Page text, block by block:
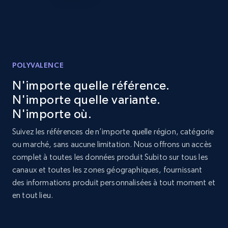
Etsy - Collect data on products using
specified keywords
URL, Product id, Listing inventory id, Title, Rating,
Reviews count shop, Reviews count item, Initial
price, and more.
1.9K+ 323+ Commencer
POLYVALENCE
N'importe quelle référence.
N'importe quelle variante.
N'importe où.
Suivez les références de n’importe quelle région, catégorie
ou marché, sans aucune limitation. Nous offrons un accès
complet à toutes les données produit Subito sur tous les
canaux et toutes les zones géographiques, fournissant
des informations produit personnalisées à tout moment et
en tout lieu.